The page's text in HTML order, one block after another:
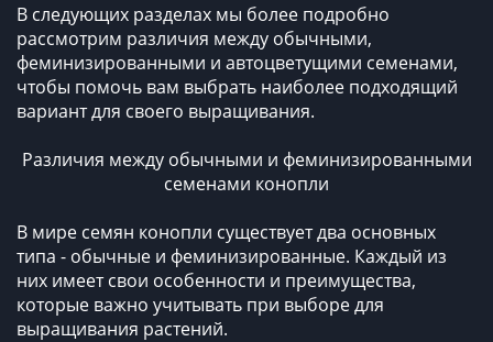
В следующих разделах мы более подробно
рассмотрим различия между обычными,
феминизированными и автоцветущими семенами,
чтобы помочь вам выбрать наиболее подходящий
вариант для своего выращивания.
Различия между обычными и феминизированными
семенами конопли
В мире семян конопли существует два основных
типа - обычные и феминизированные. Каждый из
них имеет свои особенности и преимущества,
которые важно учитывать при выборе для
выращивания растений.